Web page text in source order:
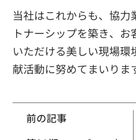
当社はこれからも、協
トナーシップを築き、
いただける美しい現場
献活動に努めてまいりま
前の記事